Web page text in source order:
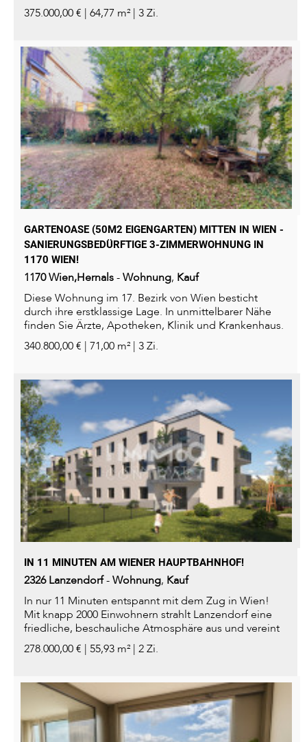
Bildungseinrichtungen sowie öffentliche...
375.000,00 € | 64,77 m² | 3 Zi.
GARTENOASE (50M2 EIGENGARTEN) MITTEN IN WIEN -
SANIERUNGSBEDÜRFTIGE 3-ZIMMERWOHNUNG IN
1170 WIEN!
1170Wien,Hernals-Wohnung, Kauf
Diese Wohnung im 17. Bezirk von Wien besticht
durch ihre erstklassige Lage. In unmittelbarer Nähe
finden Sie Ärzte, Apotheken, Klinik und Krankenhaus.
Schulen...
340.800,00 € | 71,00 m² | 3 Zi.
IN 11 MINUTEN AM WIENER HAUPTBAHNHOF!
2326 Lanzendorf-Wohnung, Kauf
In nur 11 Minuten entspannt mit dem Zug in Wien!
Mit knapp 2000 Einwohnern strahlt Lanzendorf eine
friedliche, beschauliche Atmosphäre aus und vereint
perfekt die Ruhe...
278.000,00 € | 55,93 m² | 2 Zi.